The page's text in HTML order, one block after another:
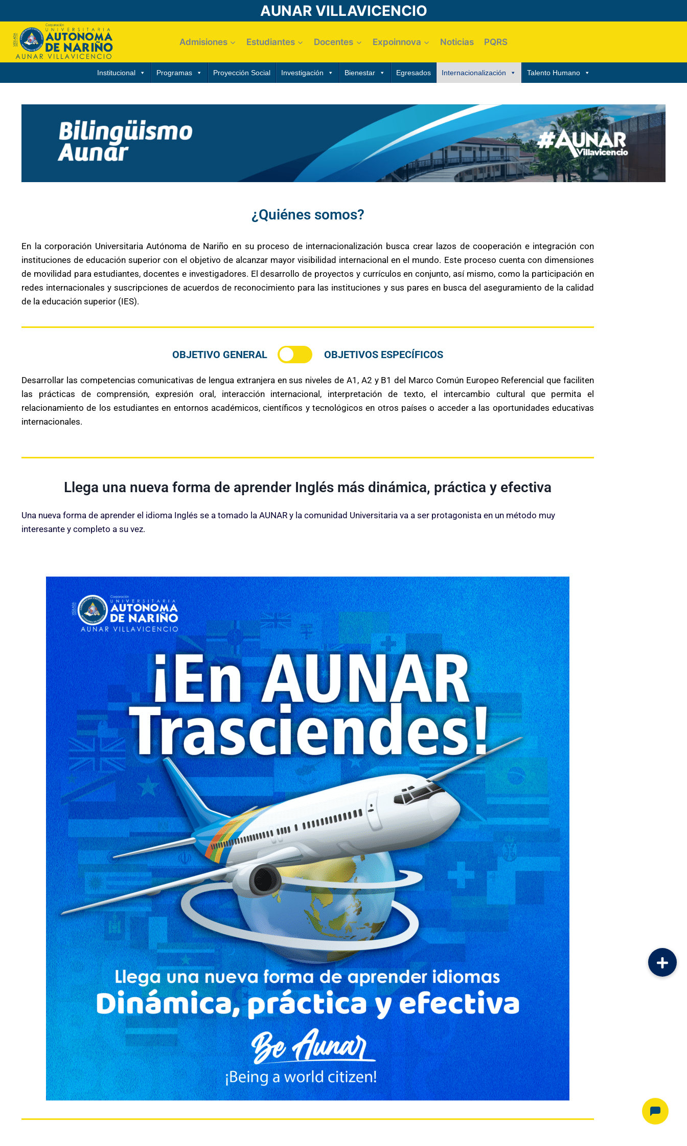
AUNAR VILLAVICENCIO
Admisiones Estudiantes Docentes Expoinnova Noticias PQRS
Institucional Programas Proyección Social Investigación Bienestar Egresados Internacionalización Talento Humano
¿Quiénes somos?
En la corporación Universitaria Autónoma de Nariño en su proceso de internacionalización busca crear lazos de cooperación e integración con
instituciones de educación superior con el objetivo de alcanzar mayor visibilidad internacional en el mundo. Este proceso cuenta con dimensiones
de movilidad para estudiantes, docentes e investigadores. El desarrollo de proyectos y currículos en conjunto, así mismo, como la participación en
redes internacionales y suscripciones de acuerdos de reconocimiento para las instituciones y sus pares en busca del aseguramiento de la calidad
de la educación superior (IES).
OBJETIVO GENERAL OBJETIVOS ESPECÍFICOS
Desarrollar las competencias comunicativas de lengua extranjera en sus niveles de A1, A2 y B1 del Marco Común Europeo Referencial que faciliten
las prácticas de comprensión, expresión oral, interacción internacional, interpretación de texto, el intercambio cultural que permita el
relacionamiento de los estudiantes en entornos académicos, científicos y tecnológicos en otros países o acceder a las oportunidades educativas
internacionales.
Llega una nueva forma de aprender Inglés más dinámica, práctica y efectiva
Una nueva forma de aprender el idioma Inglés se a tomado la AUNAR y la comunidad Universitaria va a ser protagonista en un método muy
interesante y completo a su vez.